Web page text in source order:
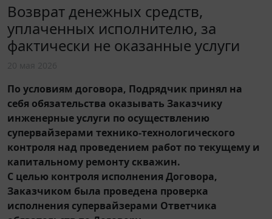
Возврат денежных средств,
уплаченных исполнителю, за
фактически не оказанные услуги
По условиям договора, Подрядчик принял на
себя обязательства оказывать Заказчику
инженерные услуги по осуществлению
супервайзерами технико-технологического
контроля над проведением работ по текущему и
капитальному ремонту скважин.
С целью контроля исполнения Договора,
Заказчиком была проведена проверка
исполнения супервайзерами Ответчика